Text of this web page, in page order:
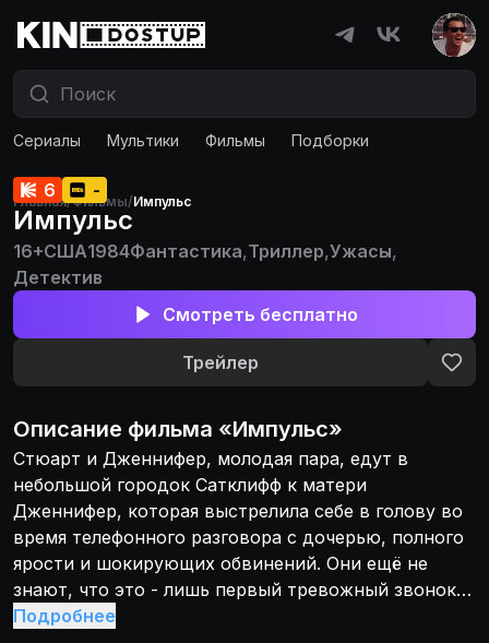
Сериалы Мультики Фильмы Подборки
Главная/Фильмы/Импульс
6 -
Импульс
16+США1984Фантастика,Триллер,Ужасы,
Детектив
Смотреть бесплатно
Трейлер
Описание фильма «Импульс»
Стюарт и Дженнифер, молодая пара, едут в
небольшой городок Сатклифф к матери
Дженнифер, которая выстрелила себе в голову во
время телефонного разговора с дочерью, полного
ярости и шокирующих обвинений. Они ещё не
знают, что это - лишь первый тревожный звонок,
прелюдия к череде непонятных и ужасных
Подробнее